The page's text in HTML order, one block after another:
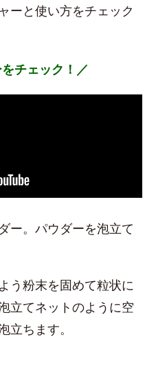
ーと使い方をチェック
チェック！／
ー。パウダーを泡立て
う粉末を固めて粒状に
立てネットのように空
立ちます。